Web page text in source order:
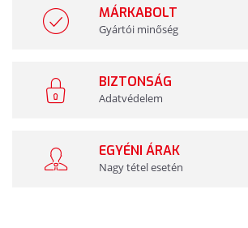
MÁRKABOLT
Gyártói minőség
BIZTONSÁG
Adatvédelem
EGYÉNI ÁRAK
Nagy tétel esetén